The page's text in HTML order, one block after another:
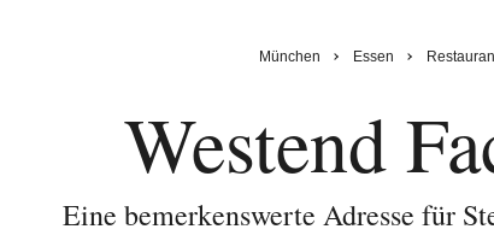
München Essen
Westend
Eine bemerkenswerte Adresse für